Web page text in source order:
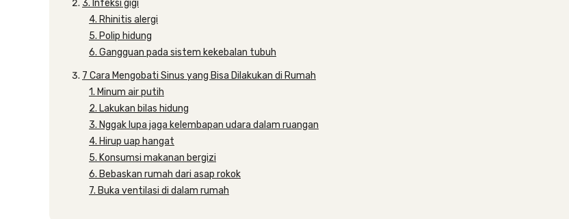
3. Infeksi gigi
4. Rhinitis alergi
5. Polip hidung
6. Gangguan pada sistem kekebalan tubuh
7 Cara Mengobati Sinus yang Bisa Dilakukan di Rumah
1. Minum air putih
2. Lakukan bilas hidung
3. Nggak lupa jaga kelembapan udara dalam ruangan
4. Hirup uap hangat
5. Konsumsi makanan bergizi
6. Bebaskan rumah dari asap rokok
7. Buka ventilasi di dalam rumah